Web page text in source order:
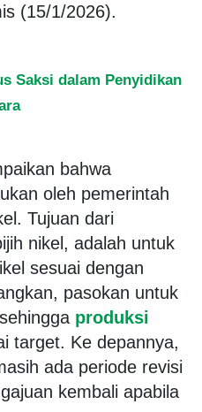
(15/1/2026).
Saksi dalam Penyidikan
bahwa
oleh pemerintah
Tujuan dari
nikel, adalah untuk
sesuai dengan
pasokan untuk
produksi
target. Ke depannya,
ada periode revisi
kembali apabila